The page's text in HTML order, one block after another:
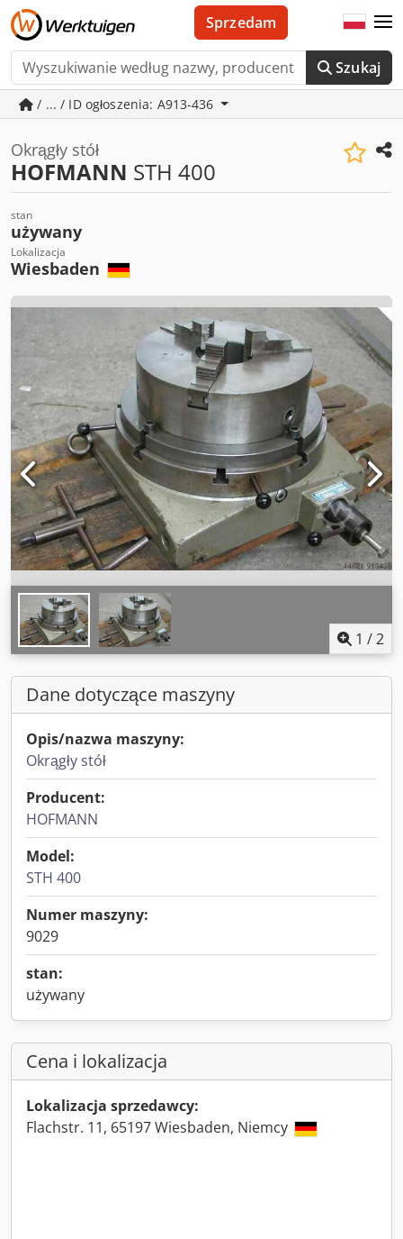
Szukaj
Sprzedam
/ ... / ID ogłoszenia: A913-436
Okrągły stół
HOFMANN STH 400
stan
używany
Lokalizacja
Wiesbaden
1 /2
Dane dotyczące maszyny
Opis/nazwa maszyny:
Okrągły stół
Producent:
HOFMANN
Model:
STH 400
Numer maszyny:
9029
stan:
używany
Cena i lokalizacja
Lokalizacja sprzedawcy:
Flachstr. 11, 65197 Wiesbaden, Niemcy